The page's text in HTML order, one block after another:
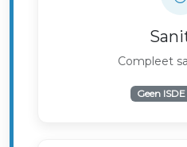
Compleet
Geen